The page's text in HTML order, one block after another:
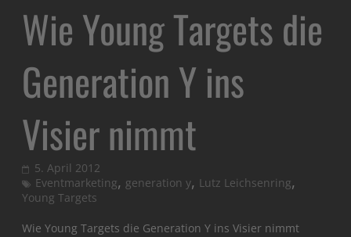
Wie Young Targets die
Generation Y ins
Visier nimmt
5. April 2012
Eventmarketing, generation y, Lutz Leichsenring,
Young Targets
Wie Young Targets die Generation Y ins Visier nimmt